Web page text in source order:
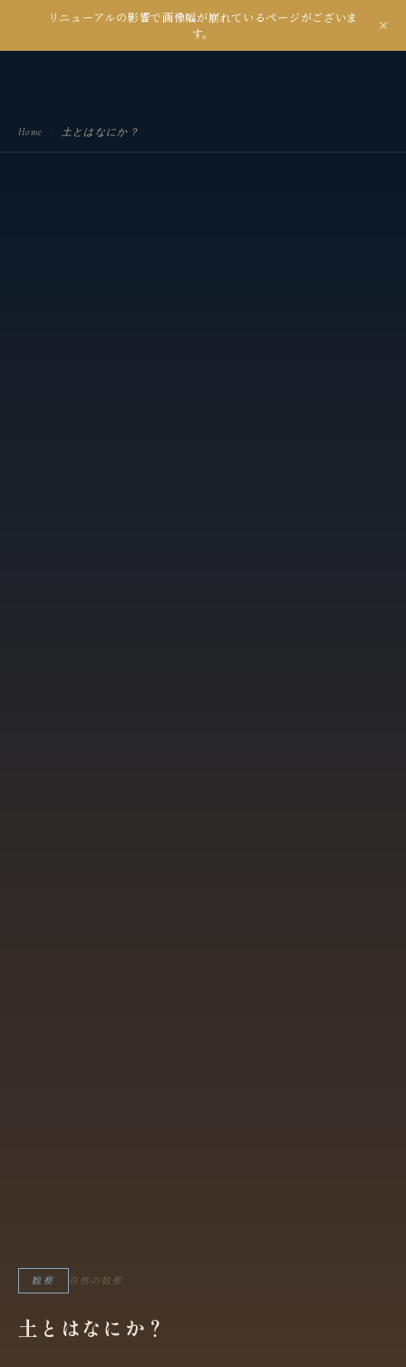
リニューアルの影響で画像幅が崩れているページがございま
す。
kanseian
Home 土とはなにか？
観察 自然の観察
土とはなにか？